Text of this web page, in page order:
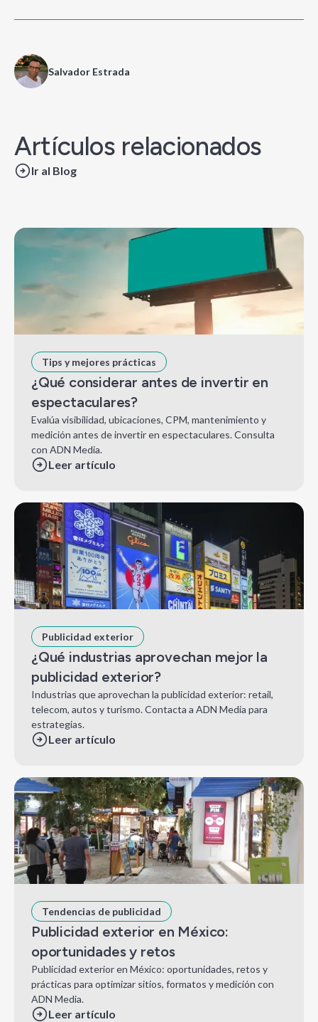
Salvador Estrada
Artículos relacionados
Ir al Blog
Tips y mejores prácticas
¿Qué considerar antes de invertir en
espectaculares?
Evalúa visibilidad, ubicaciones, CPM, mantenimiento y
medición antes de invertir en espectaculares. Consulta
con ADN Media.
Leer artículo
Publicidad exterior
¿Qué industrias aprovechan mejor la
publicidad exterior?
Industrias que aprovechan la publicidad exterior: retail,
telecom, autos y turismo. Contacta a ADN Media para
estrategias.
Leer artículo
Tendencias de publicidad
Publicidad exterior en México:
oportunidades y retos
Publicidad exterior en México: oportunidades, retos y
prácticas para optimizar sitios, formatos y medición con
ADN Media.
Leer artículo